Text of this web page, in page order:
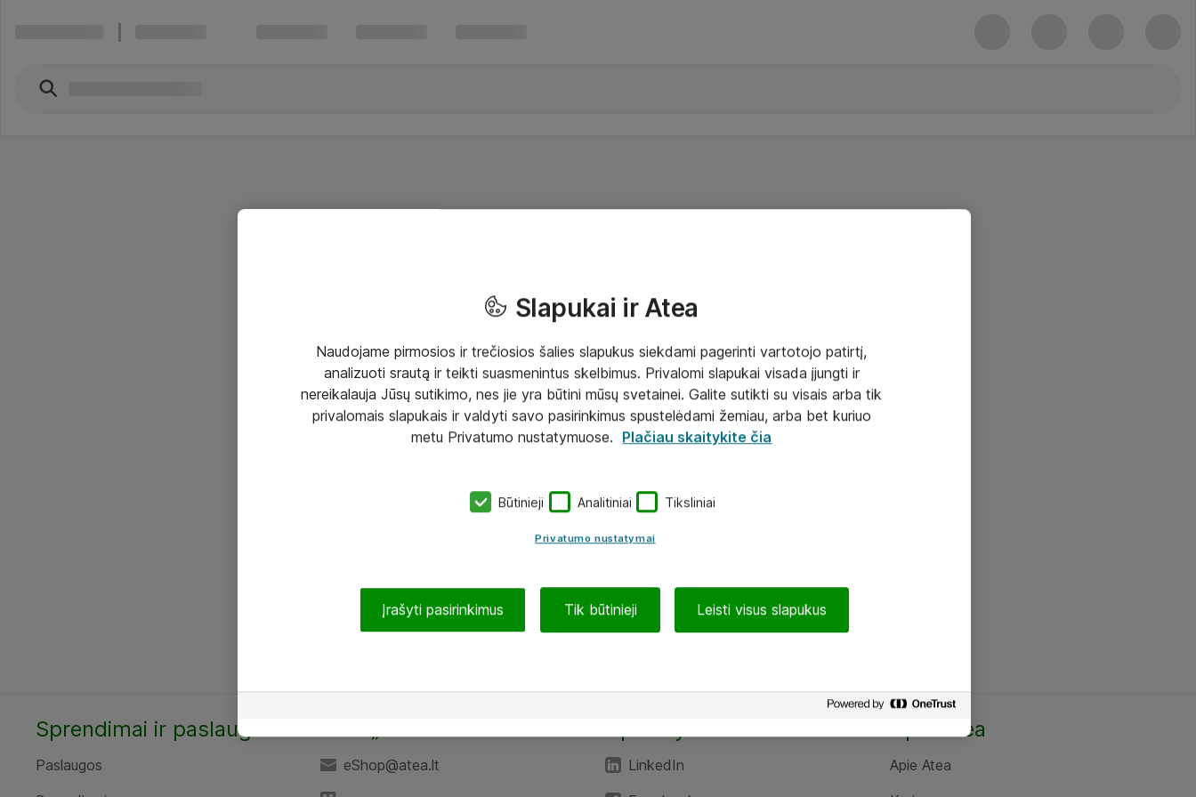
Sprendimai ir paslaugos
Paslaugos
eShop@atea.lt
LinkedIn
Apie Atea
Apie Atea
Slapukai ir Atea
Naudojame pirmosios ir trečiosios šalies slapukus siekdami pagerinti vartotojo patirtį,
analizuoti srautą ir teikti suasmenintus skelbimus. Privalomi slapukai visada įjungti ir
nereikalauja Jūsų sutikimo, nes jie yra būtini mūsų svetainei. Galite sutikti su visais arba tik
privalomais slapukais ir valdyti savo pasirinkimus spustelėdami žemiau, arba bet kuriuo
metu Privatumo nustatymuose. Plačiau skaitykite čia
Būtinieji Analitiniai Tiksliniai
Privatumo nustatymai
Įrašyti pasirinkimus Tik būtinieji Leisti visus slapukus